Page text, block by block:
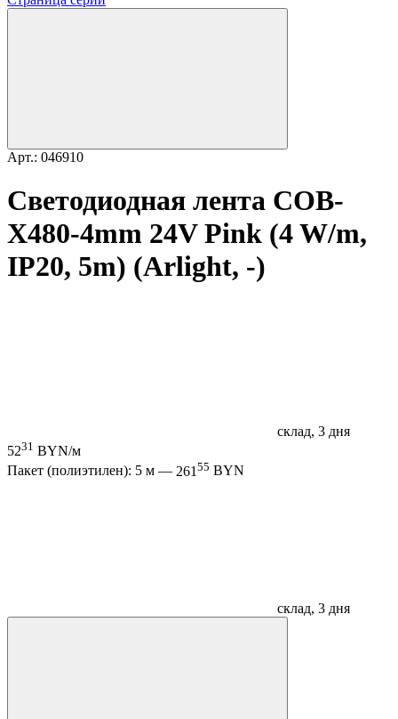
Арт.: 046910
Светодиодная лента COB-
X480-4mm 24V Pink (4 W/m,
IP20, 5m) (Arlight, -)
склад, 3 дня
5231 BYN/м
Пакет (полиэтилен): 5 м — 261 55 BYN
склад, 3 дня